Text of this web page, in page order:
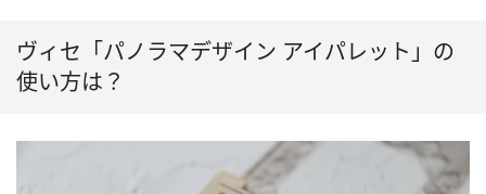
ヴィセ「パノラマデザイン アイパレット」の
使い方は？